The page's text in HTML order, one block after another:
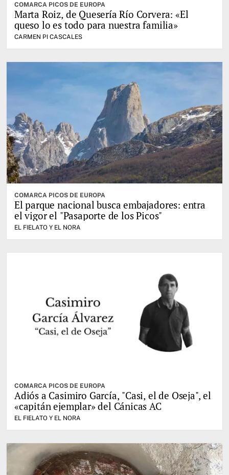
COMARCA PICOS DE EUROPA
Marta Roiz, de Quesería Río Corvera: «El
queso lo es todo para nuestra familia»
CARMEN PI CASCALES
COMARCA PICOS DE EUROPA
El parque nacional busca embajadores: entra
el vigor el "Pasaporte de los Picos"
EL FIELATO Y EL NORA
COMARCA PICOS DE EUROPA
Adiós a Casimiro García, "Casi, el de Oseja", el
«capitán ejemplar» del Cánicas AC
EL FIELATO Y EL NORA